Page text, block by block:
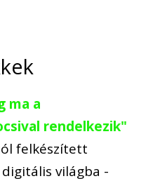
ma a
rendelkezik"
felkészített
világba -